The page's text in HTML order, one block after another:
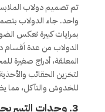
تم تصميم دولاب
واحد. جاء الدولاب
بمرايات كبيرة تعكس
الدولاب من عدة
المعلقة، أدراج صغيرة
لتخزين الحقائب
للخدوش والتآكل، مما
3. وحدات